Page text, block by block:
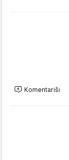
Komentariši